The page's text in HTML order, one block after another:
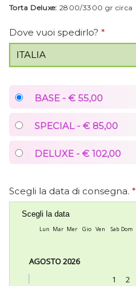
Torta Deluxe: 2800/3300 gr circa
Dove vuoi spedirlo? *
BASE - € 55,00
SPECIAL - € 85,00
DELUXE - € 102,00
Scegli la data di consegna. *
Scegli la data
Lun Mar Mer Gio Ven Sab Dom
AGOSTO 2026
1
2